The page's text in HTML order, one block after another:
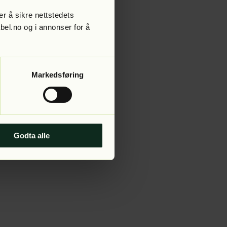
å sikre nettstedets
og i annonser for å
Markedsføring
Godta alle